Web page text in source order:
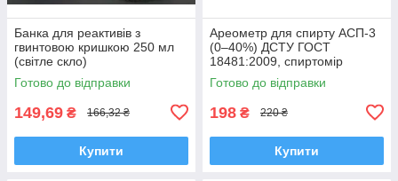
Банка для реактивів з
гвинтовою кришкою 250 мл
(світле скло)
Готово до відправки
149,69 ₴ 166,32 ₴
Купити
Ареометр для спирту АСП-3
(0–40%) ДСТУ ГОСТ
18481:2009, спиртомір
лабораторний
Готово до відправки
198 ₴ 220 ₴
Купити